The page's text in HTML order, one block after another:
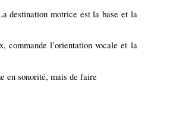
destination motrice est la base et la
commande l’orientation vocale et la
en sonorité, mais de faire